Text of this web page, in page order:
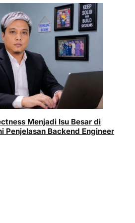
Menjadi Isu Besar di
Penjelasan Backend Engineer